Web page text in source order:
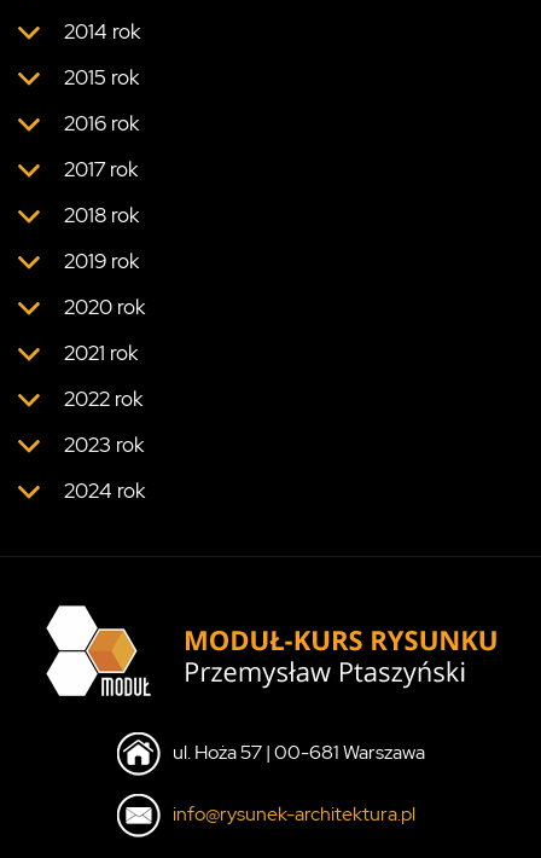
2014 rok
2015 rok
2016 rok
2017 rok
2018 rok
2019 rok
2020 rok
2021 rok
2022 rok
2023 rok
2024 rok
ul. Hoża 57 | 00-681 Warszawa
info@rysunek-architektura.pl